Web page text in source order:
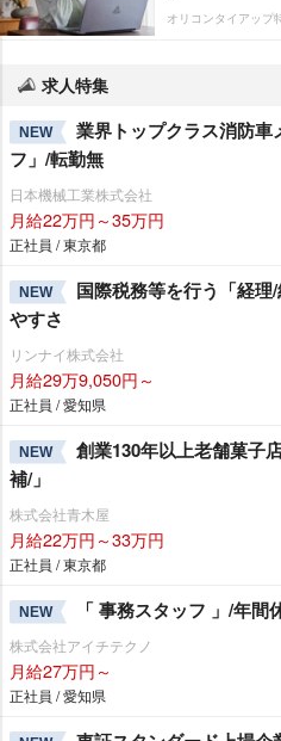
オリコンタイアップ
求人特集
NEW
業界トップクラス消防車
フ」/転勤無
日本機械工業株式会社
月給22万円～35万円
正社員 / 東京都
NEW
国際税務等を行う「経理
すさ
リンナイ株式会社
月給29万9,050円～
正社員 / 愛知県
NEW
創業130年以上老舗菓子
補/」
株式会社青木屋
月給22万円～33万円
正社員 / 東京都
NEW 「 事務スタッフ 」/年
株式会社アイチテクノ
月給27万円～
正社員 / 愛知県